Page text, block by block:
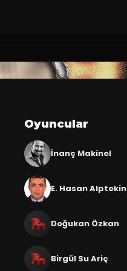
Oyuncular
İnanç Makinel
E. Hasan Alptekin
Doğukan Özkan
Birgül Su Ariç